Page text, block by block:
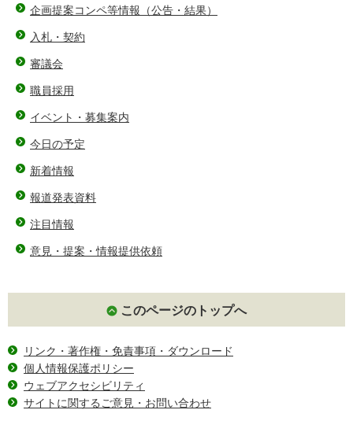
企画提案コンペ等情報（公告・結果）
入札・契約
審議会
職員採用
イベント・募集案内
今日の予定
新着情報
報道発表資料
注目情報
意見・提案・情報提供依頼
このページのトップへ
リンク・著作権・免責事項・ダウンロード
個人情報保護ポリシー
ウェブアクセシビリティ
サイトに関するご意見・お問い合わせ